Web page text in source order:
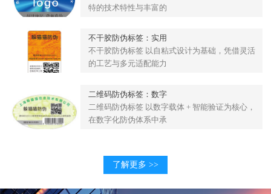
特的技术特性与丰富的
不干胶防伪标签：实用
不干胶防伪标签 以自粘式设计为基础，凭借灵活
的工艺与多元适配能力
二维码防伪标签：数字
二维码防伪标签 以数字载体 + 智能验证为核心，
在数字化防伪体系中承
了解更多 >>